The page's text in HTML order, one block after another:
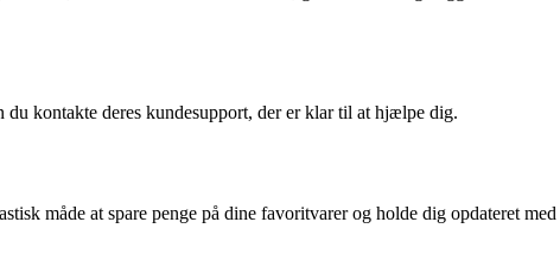
kontakte deres kundesupport, der er klar til at hjælpe dig.
måde at spare penge på dine favoritvarer og holde dig opdateret med